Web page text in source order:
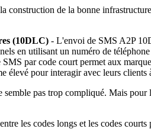
construction de la bonne
(10DLC)- L'envoi de SMS A2P
en utilisant un numéro de
par code court permet aux
élevé pour interagir avec leurs clients
pas trop compliqué. Mais